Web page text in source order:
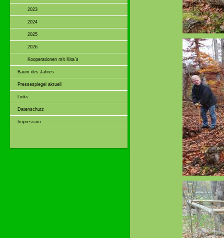
2023
2024
2025
2026
Kooperationen mit Kita`s
Baum des Jahres
Pressespiegel aktuell
Links
Datenschutz
Impressum